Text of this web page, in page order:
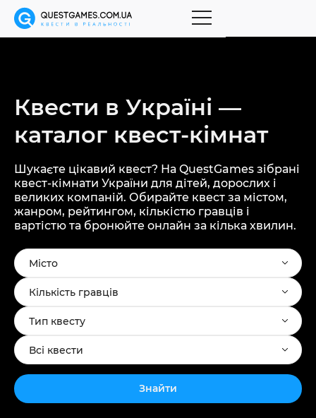
Квести в Україні —
каталог квест-кімнат
Шукаєте цікавий квест? На QuestGames зібрані
квест-кімнати України для дітей, дорослих і
великих компаній. Обирайте квест за містом,
жанром, рейтингом, кількістю гравців і
вартістю та бронюйте онлайн за кілька хвилин.
Місто
Кількість гравців
Тип квесту
Всі квести
Знайти